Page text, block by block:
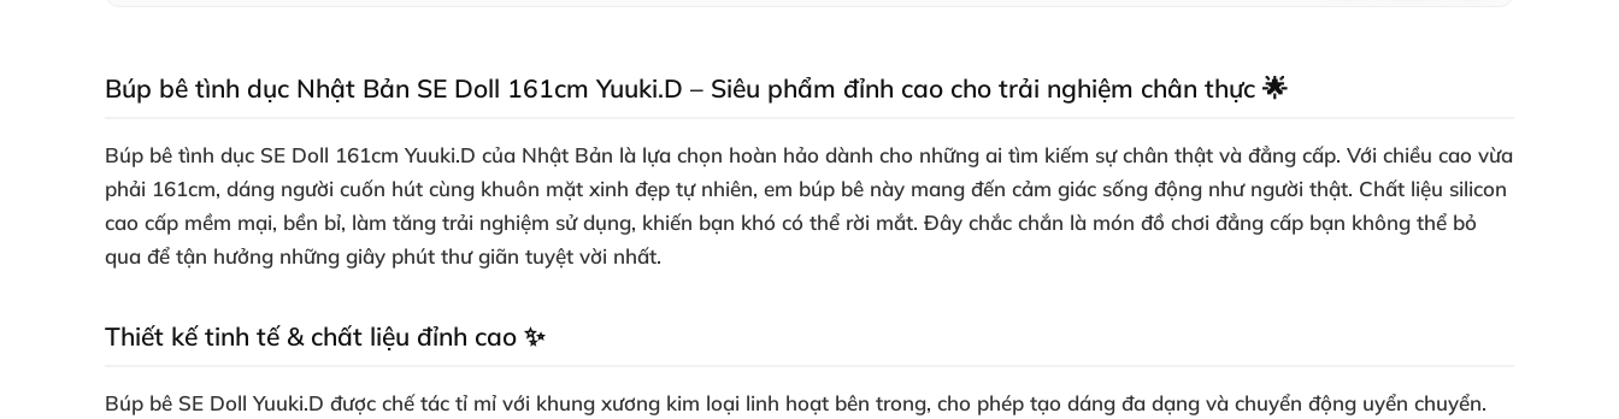
Búp bê tình dục Nhật Bản SE Doll 161cm Yuuki.D – Siêu phẩm đỉnh cao cho trải nghiệm chân thực 🌟
Búp bê tình dục SE Doll 161cm Yuuki.D của Nhật Bản là lựa chọn hoàn hảo dành cho những ai tìm kiếm sự chân thật và đẳng cấp. Với chiều cao vừa
phải 161cm, dáng người cuốn hút cùng khuôn mặt xinh đẹp tự nhiên, em búp bê này mang đến cảm giác sống động như người thật. Chất liệu silicon
cao cấp mềm mại, bền bỉ, làm tăng trải nghiệm sử dụng, khiến bạn khó có thể rời mắt. Đây chắc chắn là món đồ chơi đẳng cấp bạn không thể bỏ
qua để tận hưởng những giây phút thư giãn tuyệt vời nhất.
Thiết kế tinh tế & chất liệu đỉnh cao ✨
Búp bê SE Doll Yuuki.D được chế tác tỉ mỉ với khung xương kim loại linh hoạt bên trong, cho phép tạo dáng đa dạng và chuyển động uyển chuyển.